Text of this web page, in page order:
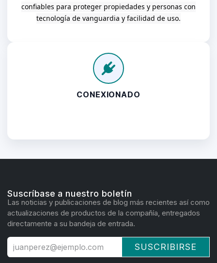
confiables para proteger propiedades y personas con
tecnología de vanguardia y facilidad de uso.
CONEXIONADO
Suscríbase a nuestro boletín
Las noticias y publicaciones de blog más recientes así como
actualizaciones de productos de la compañía, entregados
directamente a su bandeja de entrada.
SUSCRIBIRSE